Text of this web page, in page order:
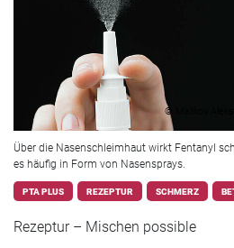
© Malikov
Über die Nasenschleimhaut wirkt Fentanyl
es häufig in Form von Nasensprays.
PTA PLUS REZEPTUR SCHMERZ
Rezeptur – Mischen possible